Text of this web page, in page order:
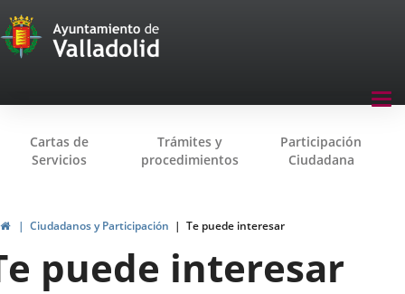
Transparencia
Menu
Transparencia
Cartas de
Servicios
Trámites y
procedimientos
Participación
Ciudadana
InicioCiudadanos y Participación Te puede interesar
puede interesar